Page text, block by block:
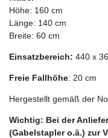
Höhe: 160 cm
Länge: 140 cm
Breite: 60 cm
Einsatzbereich: 440 x
Freie Fallhöhe: 20 cm
Hergestellt gemäß der
Wichtig: Bei der
(Gabelstapler o.ä.) zur